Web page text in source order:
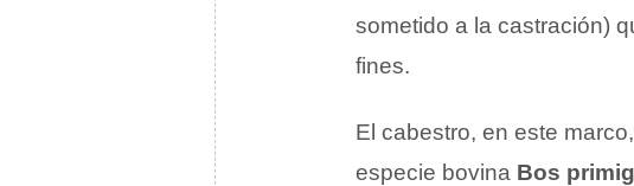
sometido a la castración)
fines.
El cabestro, en este
especie bovina Bos